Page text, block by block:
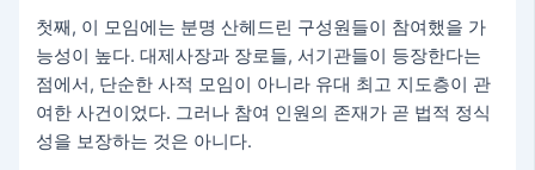
첫째, 이 모임에는 분명 산헤드린 구성원들이 참여했을 가
능성이 높다. 대제사장과 장로들, 서기관들이 등장한다는
점에서, 단순한 사적 모임이 아니라 유대 최고 지도층이 관
여한 사건이었다. 그러나 참여 인원의 존재가 곧 법적 정식
성을 보장하는 것은 아니다.